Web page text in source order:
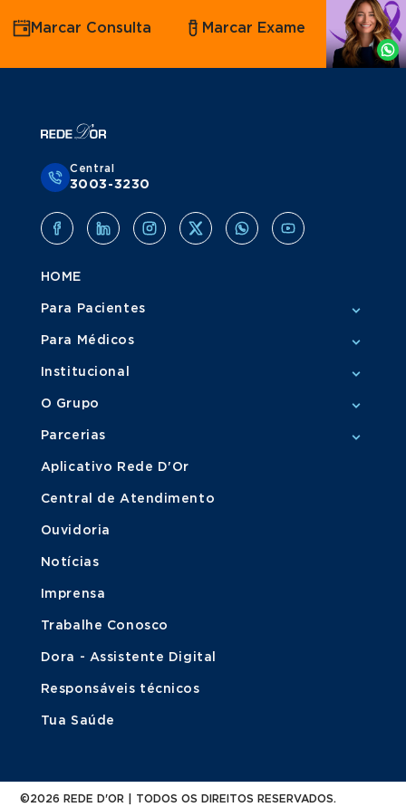
Agende
por
Whatsapp
Marcar Consulta Marcar Exame
Central
3003-3230
HOME
Para Pacientes
Para Médicos
Institucional
O Grupo
Parcerias
Aplicativo Rede D'Or
Central de Atendimento
Ouvidoria
Notícias
Imprensa
Trabalhe Conosco
Dora - Assistente Digital
Responsáveis técnicos
Tua Saúde
©2026 REDE D'OR | TODOS OS DIREITOS RESERVADOS.